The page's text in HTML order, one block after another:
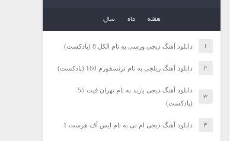
هفته ماه سال
دانلود آهنگ دیجی ورسی به نام الکل 8 (پادکست)
دانلود آهنگ ریلجی به نام ترنسفورم 160 (پادکست)
دانلود آهنگ دیجی باربد به نام تهران فیت 55
(پادکست)
دانلود آهنگ دیجی ام تی به نام ایس آف هرست 1